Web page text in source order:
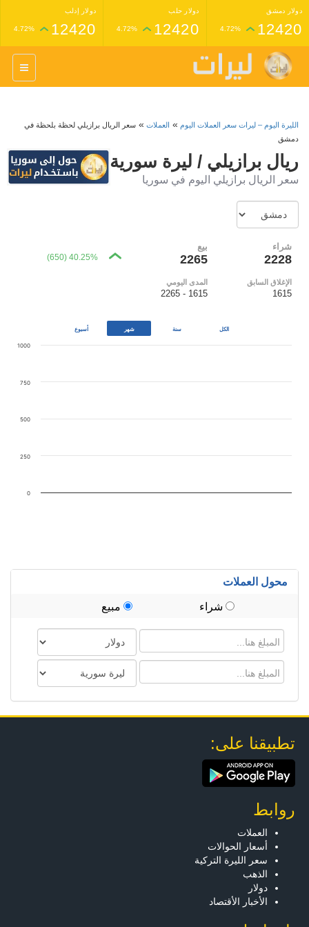
دولار دمشق
12420
4.72%
دولار حلب
12420
4.72%
دولار إدلب
12420
4.72%
غرام عيار 24 ذهب
1,398,000
4.33%
1,227,000
الليرة اليوم – ليرات سعر العملات اليوم » العملات » سعر الريال برازيلي لحظة بلحظة في
دمشق
ريال برازيلي / ليرة سورية
سعر الريال برازيلي اليوم في سوريا
شراء
2228
بيع
2265
40.25% (650)
الإغلاق السابق
1615
المدى اليومي
1615 - 2265
أسبوع شهر سنة الكل
0
250
500
750
1000
محول العملات
شراء مبيع
تطبيقنا على:
روابط
العملات
أسعار الحوالات
سعر الليرة التركية
الذهب
دولار
الأخبار الأقتصاد